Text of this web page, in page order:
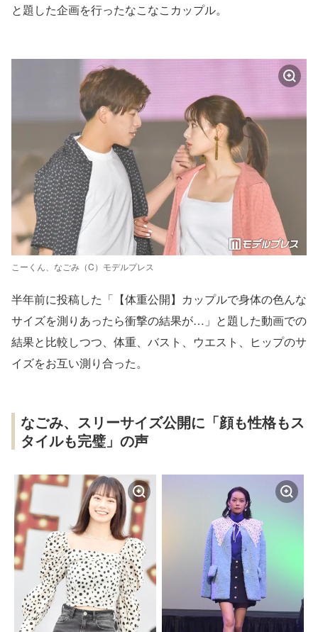
と題した企画を行ったなこなこカップル。
こーくん、なごみ（C）モデルプレス
半年前に投稿した「【体重公開】カップルで身体の色んな
サイズを測りあったら衝撃の結果が…」と題した動画での
結果と比較しつつ、体重、バスト、ウエスト、ヒップのサ
イズをお互い測り合った。
なごみ、スリーサイズ公開に「顔も性格もス
タイルも完璧」の声